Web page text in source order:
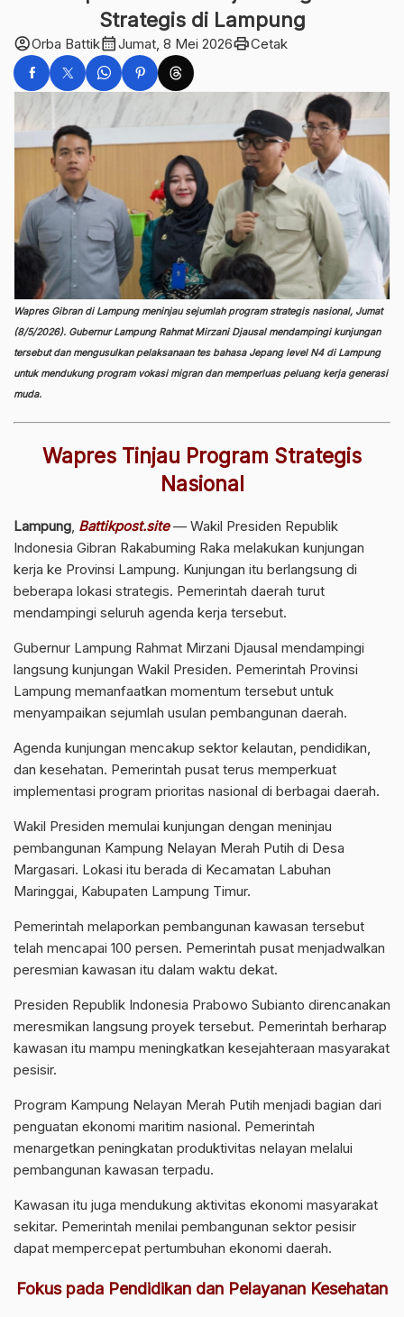
Strategis di Lampung
account_circleOrba Battikcalendar_monthJumat, 8 Mei 2026printCetak
Wapres Gibran di Lampung meninjau sejumlah program strategis nasional, Jumat
(8/5/2026). Gubernur Lampung Rahmat Mirzani Djausal mendampingi kunjungan
tersebut dan mengusulkan pelaksanaan tes bahasa Jepang level N4 di Lampung
untuk mendukung program vokasi migran dan memperluas peluang kerja generasi
muda.
Wapres Tinjau Program Strategis
Nasional
Lampung Battikpost.site— Wakil Presiden Republik
Indonesia Gibran Rakabuming Raka melakukan kunjungan
kerja ke Provinsi Lampung. Kunjungan itu berlangsung di
beberapa lokasi strategis. Pemerintah daerah turut
mendampingi seluruh agenda kerja tersebut.
Gubernur Lampung Rahmat Mirzani Djausal mendampingi
langsung kunjungan Wakil Presiden. Pemerintah Provinsi
Lampung memanfaatkan momentum tersebut untuk
menyampaikan sejumlah usulan pembangunan daerah.
Agenda kunjungan mencakup sektor kelautan, pendidikan,
dan kesehatan. Pemerintah pusat terus memperkuat
implementasi program prioritas nasional di berbagai daerah.
Wakil Presiden memulai kunjungan dengan meninjau
pembangunan Kampung Nelayan Merah Putih di Desa
Margasari. Lokasi itu berada di Kecamatan Labuhan
Maringgai, Kabupaten Lampung Timur.
Pemerintah melaporkan pembangunan kawasan tersebut
telah mencapai 100 persen. Pemerintah pusat menjadwalkan
peresmian kawasan itu dalam waktu dekat.
Presiden Republik Indonesia Prabowo Subianto direncanakan
meresmikan langsung proyek tersebut. Pemerintah berharap
kawasan itu mampu meningkatkan kesejahteraan masyarakat
pesisir.
Program Kampung Nelayan Merah Putih menjadi bagian dari
penguatan ekonomi maritim nasional. Pemerintah
menargetkan peningkatan produktivitas nelayan melalui
pembangunan kawasan terpadu.
Kawasan itu juga mendukung aktivitas ekonomi masyarakat
sekitar. Pemerintah menilai pembangunan sektor pesisir
dapat mempercepat pertumbuhan ekonomi daerah.
Fokus pada Pendidikan dan Pelayanan Kesehatan